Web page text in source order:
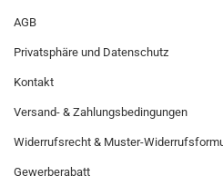
AGB
Privatsphäre und Datenschutz
Kontakt
Versand- & Zahlungsbedingungen
Widerrufsrecht & Muster-
Gewerberabatt